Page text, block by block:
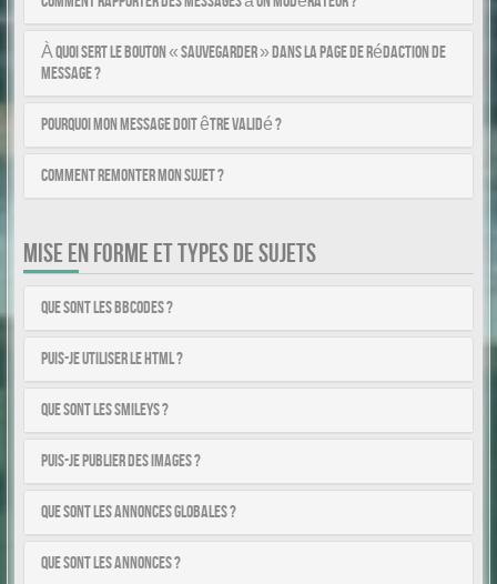
À quoi sert le bouton « Sauvegarder » dans la page de rédaction de
message ?
Pourquoi mon message doit être validé ?
Comment remonter mon sujet ?
MISE EN FORME ET TYPES DE SUJETS
Que sont les BBCodes ?
Puis-je utiliser le HTML ?
Que sont les smileys ?
Puis-je publier des images ?
Que sont les annonces globales ?
Que sont les annonces ?